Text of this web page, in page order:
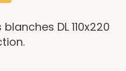
DL 110x220